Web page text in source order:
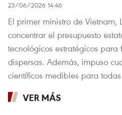
23/06/2026 14:46
El primer ministro de Vietnam,
concentrar el presupuesto
tecnológicos estratégicos para
dispersas. Además, impuso
científicos medibles para
VER MÁS